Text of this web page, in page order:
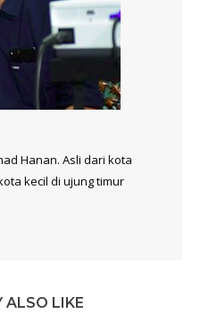
Hanan. Asli dari kota
kecil di ujung timur
ALSO LIKE